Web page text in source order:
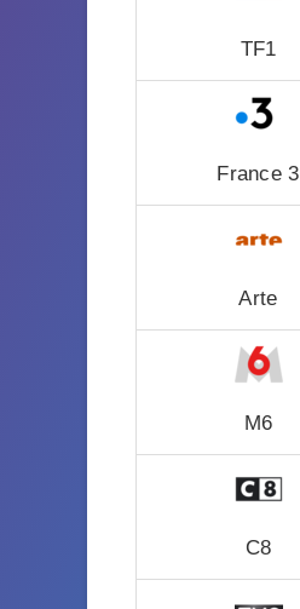
TF1
France 3
Arte
M6
C8